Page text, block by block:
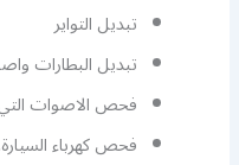
تبديل التواير
تبديل البطارات
فحص الاصوات
فحص كهرباء السيارة.